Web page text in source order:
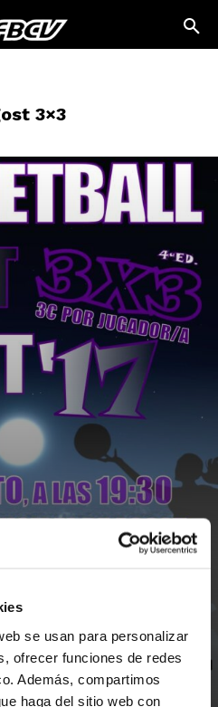
se usan para personalizar
ofrecer funciones de redes
Además, compartimos
haga del sitio web con
3×3
3×3